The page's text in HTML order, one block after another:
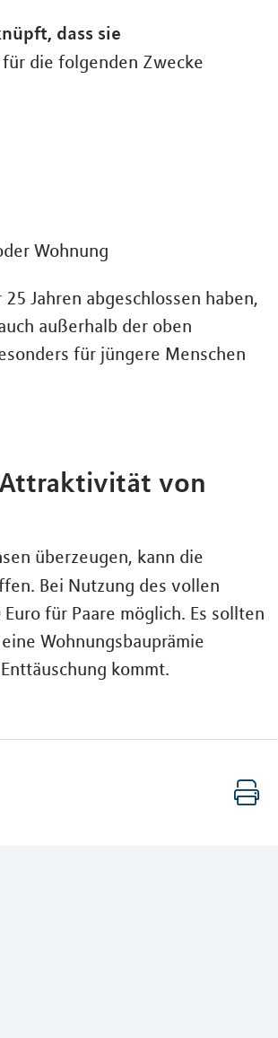
dass sie
für die folgenden Zwecke
Wohnung
Jahren abgeschlossen haben,
außerhalb der oben
für jüngere Menschen
von
überzeugen, kann die
Bei Nutzung des vollen
für Paare möglich. Es sollten
Wohnungsbauprämie
kommt.